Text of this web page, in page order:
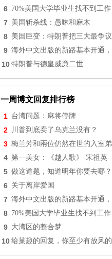
6 70%美国大学毕业生找不到工作
7 美国斩杀线：愚昧和麻木
8 美国巨变：特朗普把三大最争议
9 海外中文出版的新路基本开通，
10 特朗普与德皇威廉二世
一周博文回复排行榜
1 台湾问题：麻将停牌
2 川普到底卖了乌克兰没有？
3 梅兰芳和兩位仍然在世的入室弟
4 第一美女：《越人歌》-宋祖英
5 做这道题，知道明年你要去哪？
6 关于离岸爱国
7 海外中文出版的新路基本开通，
8 70%美国大学毕业生找不到工作
9 大湾区的整合梦
10 给菓趣的回复，你至少有放风的